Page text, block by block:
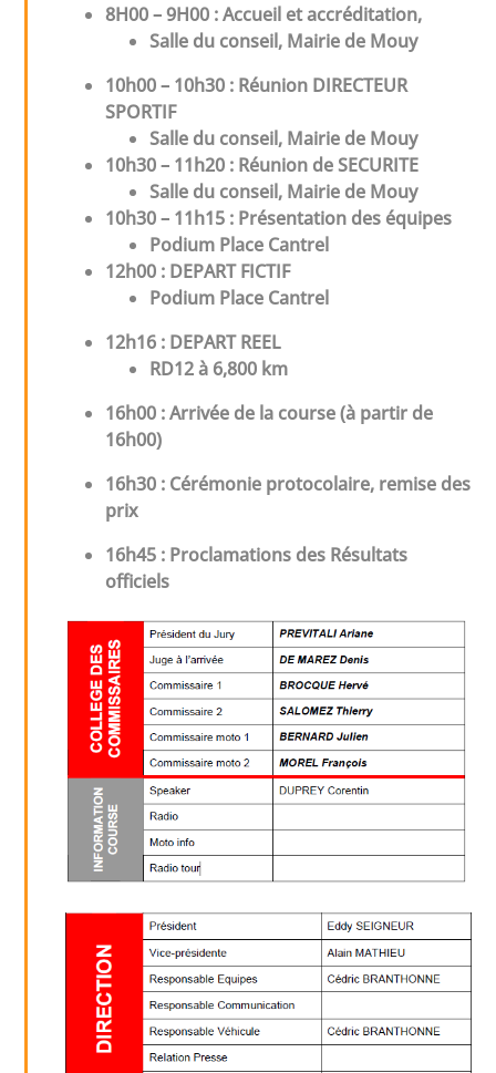
8H00 – 9H00 : Accueil et accréditation,
Salle du conseil, Mairie de Mouy
10h00 – 10h30 : Réunion DIRECTEUR
SPORTIF
Salle du conseil, Mairie de Mouy
10h30 – 11h20 : Réunion de SECURITE
Salle du conseil, Mairie de Mouy
10h30 – 11h15 : Présentation des équipes
Podium Place Cantrel
12h00 : DEPART FICTIF
Podium Place Cantrel
12h16 : DEPART REEL
RD12 à 6,800 km
16h00 : Arrivée de la course (à partir de
16h00)
16h30 : Cérémonie protocolaire, remise des
prix
16h45 : Proclamations des Résultats
officiels